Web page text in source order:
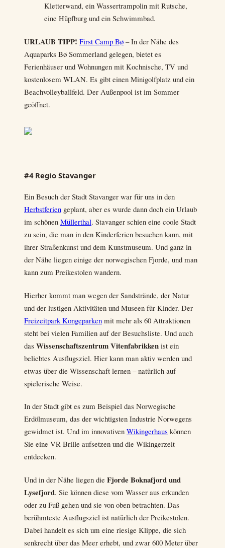
Kletterwand, ein Wassertrampolin mit Rutsche,
eine Hüpfburg und ein Schwimmbad.
URLAUB TIPP! First Camp Bø – In der Nähe des
Aquaparks Bø Sommerland gelegen, bietet es
Ferienhäuser und Wohnungen mit Kochnische, TV und
kostenlosem WLAN. Es gibt einen Minigolfplatz und ein
Beachvolleyballfeld. Der Außenpool ist im Sommer
geöffnet.
#4 Regio Stavanger
Ein Besuch der Stadt Stavanger war für uns in den
Herbstferien geplant, aber es wurde dann doch ein Urlaub
im schönen Müllerthal. Stavanger schien eine coole Stadt
zu sein, die man in den Kinderferien besuchen kann, mit
ihrer Straßenkunst und dem Kunstmuseum. Und ganz in
der Nähe liegen einige der norwegischen Fjorde, und man
kann zum Preikestolen wandern.
Hierher kommt man wegen der Sandstrände, der Natur
und der lustigen Aktivitäten und Museen für Kinder. Der
Freizeitpark Kongeparken mit mehr als 60 Attraktionen
steht bei vielen Familien auf der Besuchsliste. Und auch
das Wissenschaftszentrum Vitenfabrikken ist ein
beliebtes Ausflugsziel. Hier kann man aktiv werden und
etwas über die Wissenschaft lernen – natürlich auf
spielerische Weise.
In der Stadt gibt es zum Beispiel das Norwegische
Erdölmuseum, das der wichtigsten Industrie Norwegens
gewidmet ist. Und im innovativen Wikingerhaus können
Sie eine VR-Brille aufsetzen und die Wikingerzeit
entdecken.
Und in der Nähe liegen die Fjorde Boknafjord und
Lysefjord. Sie können diese vom Wasser aus erkunden
oder zu Fuß gehen und sie von oben betrachten. Das
berühmteste Ausflugsziel ist natürlich der Preikestolen.
Dabei handelt es sich um eine riesige Klippe, die sich
senkrecht über das Meer erhebt, und zwar 600 Meter über